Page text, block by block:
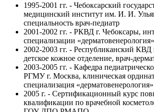
1995-2001 гг. - Чебоксарский
медицинский институт им. И. И.
специальность врач-педиатр
2001-2002 гг. - РКВД г. Чебоксары,
специализации «дерматовенерология»
2002-2003 гг. - Республиканский КВД
детское кожное отделение, врач-
2003-2005 гг. - Кафедра
РГМУ г. Москва, клиническая
специализация «дерматовенерология»
2005 г. - Сертификационный курс
квалификации по врачебной